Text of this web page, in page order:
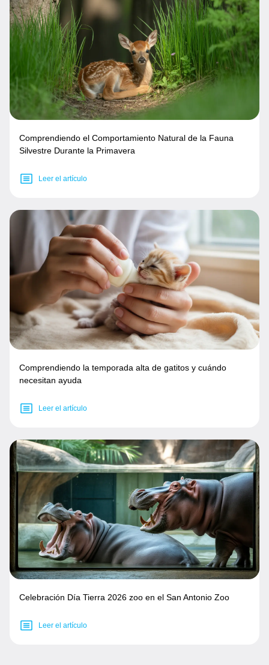
Comprendiendo el Comportamiento Natural de la Fauna
Silvestre Durante la Primavera
Leer el artículo
Comprendiendo la temporada alta de gatitos y cuándo
necesitan ayuda
Leer el artículo
Celebración Día Tierra 2026 zoo en el San Antonio Zoo
Leer el artículo